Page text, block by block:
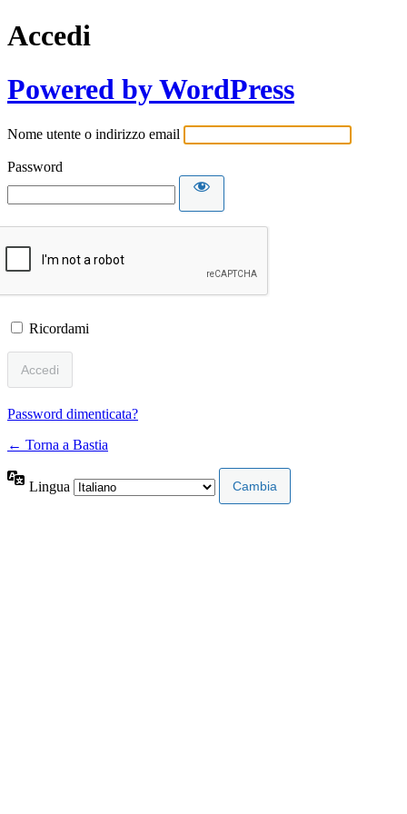
Accedi
Powered by WordPress
Nome utente o indirizzo email
Password
Ricordami
Password dimenticata?
← Torna a Bastia
Lingua